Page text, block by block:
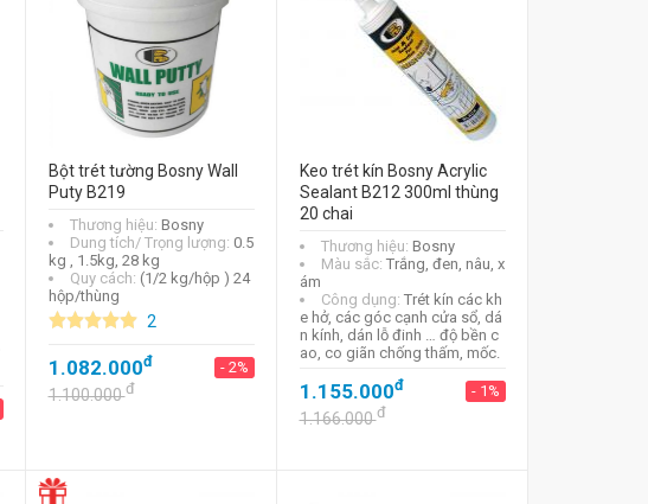
Bột trét tường Bosny Wall
Puty B219
Thương hiệu: Bosny
Dung tích/ Trọng lượng: 0.5
kg , 1.5kg, 28 kg
Quy cách: (1/2 kg/hộp ) 24
hộp/thùng
2
1.082.000đ - 2%
1.100.000đ
Keo trét kín Bosny Acrylic
Sealant B212 300ml thùng
20 chai
Thương hiệu: Bosny
Màu sắc: Trắng, đen, nâu, x
ám
Công dụng: Trét kín các kh
e hở, các góc cạnh cửa sổ, dá
n kính, dán lỗ đinh … độ bền c
ao, co giãn chống thấm, mốc.
1.155.000đ - 1%
1.166.000đ